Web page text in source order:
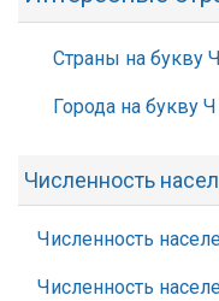
Страны на букву Ч
Города на букву Ч
Численность
Численность
Численность